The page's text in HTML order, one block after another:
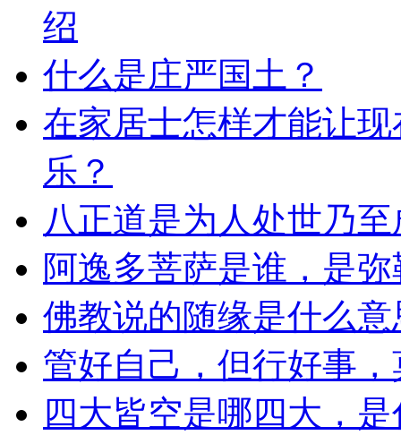
绍
什么是庄严国土？
在家居士怎样才能让
乐？
八正道是为人处世乃
阿逸多菩萨是谁，是
佛教说的随缘是什么
管好自己，但行好事
四大皆空是哪四大，